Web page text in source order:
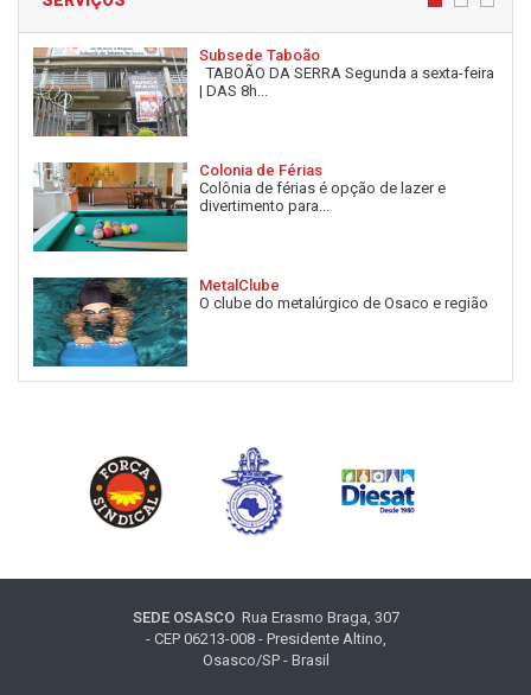
Subsede Taboão
TABOÃO DA SERRA Segunda a sexta-feira
| DAS 8h...
Colonia de Férias
Colônia de férias é opção de lazer e
divertimento para...
MetalClube
O clube do metalúrgico de Osaco e região
SEDE OSASCORua Erasmo Braga, 307
- CEP 06213-008 - Presidente Altino,
Osasco/SP - Brasil